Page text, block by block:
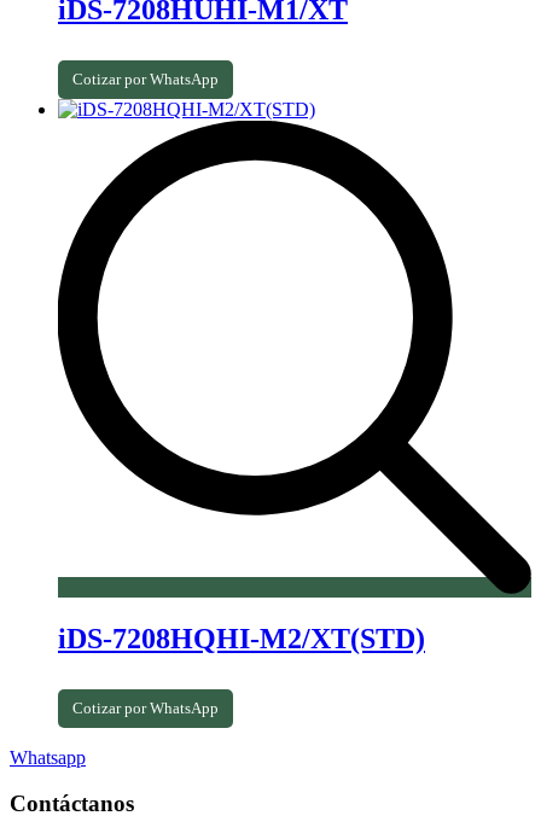
iDS-7208HUHI-M1/XT
Cotizar por WhatsApp
iDS-7208HQHI-M2/XT(STD)
Cotizar por WhatsApp
Whatsapp
Contáctanos